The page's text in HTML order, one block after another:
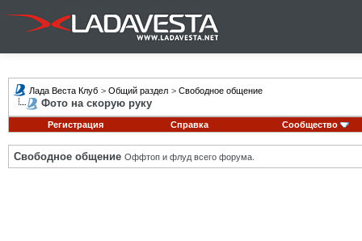
Лада Веста Клуб > Общий раздел > Свободное общение
Фото на скорую руку
Регистрация Справка Сообщество
Свободное общение Оффтоп и флуд всего форума.